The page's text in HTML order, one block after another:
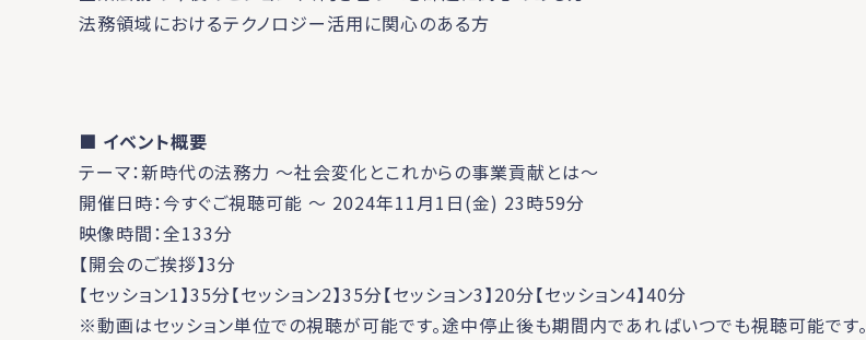
法務領域におけるテクノロジー活用に関心のある方
■ イベント概要
テーマ：新時代の法務力 ～社会変化とこれからの事業貢献とは～
開催日時：今すぐご視聴可能 ～ 2024年11月1日(金) 23時59分
映像時間：全133分
【開会のご挨拶】3分
【セッション1】35分【セッション2】35分【セッション3】20分【セッション4】40分
※動画はセッション単位での視聴が可能です。途中停止後も期間内であればいつでも視聴可能です。